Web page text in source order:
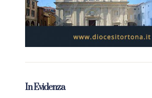
In Evidenza